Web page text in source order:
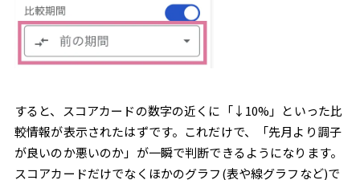
すると、スコアカードの数字の近くに「↓10%」といった比
較情報が表示されたはずです。これだけで、「先月より調子
が良いのか悪いのか」が一瞬で判断できるようになります。
スコアカードだけでなくほかのグラフ(表や線グラフなど)で